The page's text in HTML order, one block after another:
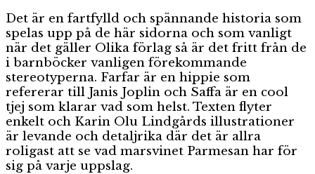
Det är en fartfylld och spännande historia som
spelas upp på de här sidorna och som vanligt
när det gäller Olika förlag så är det fritt från de
i barnböcker vanligen förekommande
stereotyperna. Farfar är en hippie som
refererar till Janis Joplin och Saffa är en cool
tjej som klarar vad som helst. Texten flyter
enkelt och Karin Olu Lindgårds illustrationer
är levande och detaljrika där det är allra
roligast att se vad marsvinet Parmesan har för
sig på varje uppslag.